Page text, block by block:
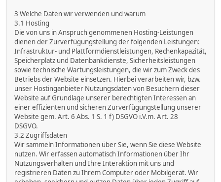
3 Welche Daten wir verwenden und warum
3.1 Hosting
Die von uns in Anspruch genommenen Hosting-Leistungen
dienen der Zurverfügungstellung der folgenden Leistungen:
Infrastruktur- und Plattformdienstleistungen, Rechenkapazität,
Speicherplatz und Datenbankdienste, Sicherheitsleistungen
sowie technische Wartungsleistungen, die wir zum Zweck des
Betriebs der Website einsetzen. Hierbei verarbeiten wir, bzw.
unser Hostinganbieter Nutzungsdaten von Besuchern dieser
Website auf Grundlage unserer berechtigten Interessen an
einer effizienten und sicheren Zurverfügungstellung unserer
Website gem. Art. 6 Abs. 1 S. 1 f) DSGVO i.V.m. Art. 28
DSGVO.
3.2 Zugriffsdaten
Wir sammeln Informationen über Sie, wenn Sie diese Website
nutzen. Wir erfassen automatisch Informationen über Ihr
Nutzungsverhalten und Ihre Interaktion mit uns und
registrieren Daten zu Ihrem Computer oder Mobilgerät. Wir